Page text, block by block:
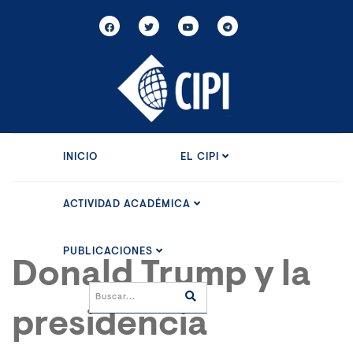
INICIO EL CIPI
ACTIVIDAD ACADÉMICA
PUBLICACIONES
Donald Trump y la
presidencia